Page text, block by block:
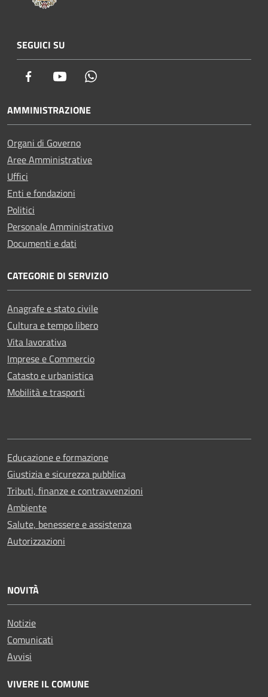
SEGUICI SU
Facebook Youtube
AMMINISTRAZIONE
Organi di Governo
Aree Amministrative
Uffici
Enti e fondazioni
Politici
Personale Amministrativo
Documenti e dati
CATEGORIE DI SERVIZIO
Anagrafe e stato civile
Cultura e tempo libero
Vita lavorativa
Imprese e Commercio
Catasto e urbanistica
Mobilità e trasporti
Educazione e formazione
Giustizia e sicurezza pubblica
Tributi, finanze e contravvenzioni
Ambiente
Salute, benessere e assistenza
Autorizzazioni
NOVITÀ
Notizie
Comunicati
Avvisi
VIVERE IL COMUNE